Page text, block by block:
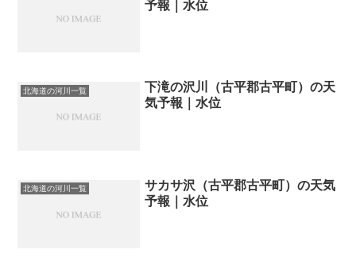
予報｜水位
北海道の河川一覧
下滝の沢川（古平郡古平町）の天
気予報｜水位
北海道の河川一覧
サカサ沢（古平郡古平町）の天気
予報｜水位